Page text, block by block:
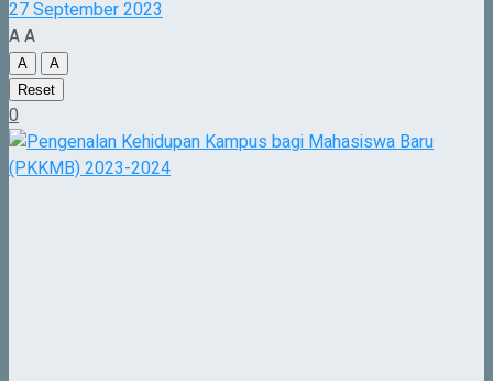
27 September 2023
AA
A
A
Reset
0